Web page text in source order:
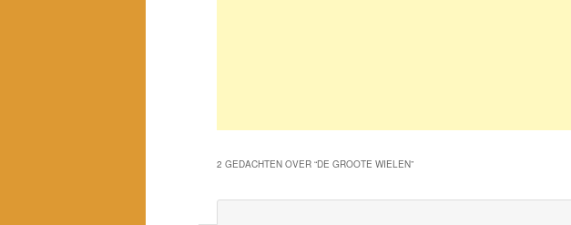
2 GEDACHTEN OVER “DE GROOTE WIELEN”